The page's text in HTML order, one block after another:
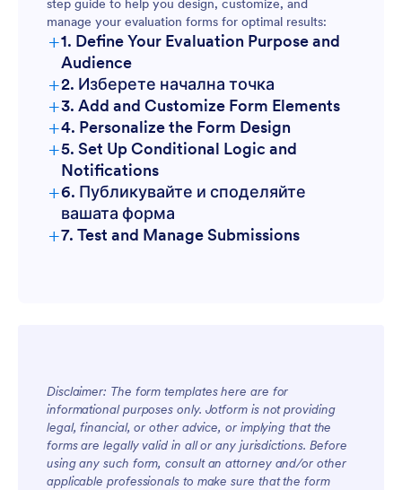
Customer Surveys:
step guide to help you design, customize, and
manage your evaluation forms for optimal results:
+1. Define Your Evaluation Purpose and
Audience
+2. Изберете начална точка
+3. Add and Customize Form Elements
+4. Personalize the Form Design
+5. Set Up Conditional Logic and
Notifications
+6. Публикувайте и споделяйте
вашата форма
+7. Test and Manage Submissions
Disclaimer: The form templates here are for
informational purposes only. Jotform is not providing
legal, financial, or other advice, or implying that the
forms are legally valid in all or any jurisdictions. Before
using any such form, consult an attorney and/or other
applicable professionals to make sure that the form